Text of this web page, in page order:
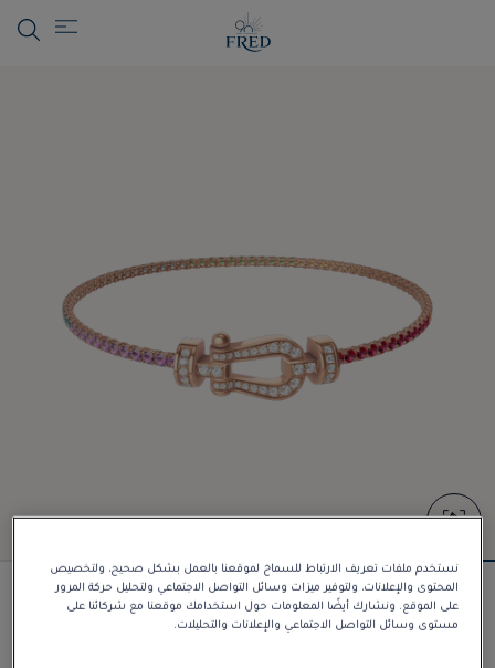
سوار Force 10
د.إ 64.650,00
نستخدم ملفات تعريف الارتباط للسماح لموقعنا بالعمل بشكل صحيح، ولتخصيص
المحتوى والإعلانات، ولتوفير ميزات وسائل التواصل الاجتماعي ولتحليل حركة المرور
على الموقع. ونشارك أيضًا المعلومات حول استخدامك موقعنا مع شركائنا على
مستوى وسائل التواصل الاجتماعي والإعلانات والتحليلات.